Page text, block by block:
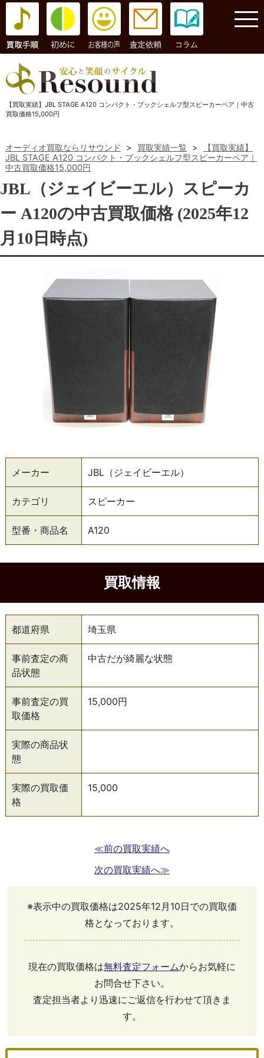
コラム
【買取実績】JBL STAGE A120 コンパクト・ブックシェルフ型スピーカーペア｜中古
買取価格15,000円
オーディオ買取ならリサウンド > 買取実績一覧 >
【買取実績】
JBL STAGE A120 コンパクト・ブックシェルフ型スピーカーペア｜
中古買取価格15,000円
JBL（ジェイビーエル）スピーカ
ー A120の中古買取価格 (2025年12
月10日時点)
メーカー JBL（ジェイビーエル）
カテゴリ スピーカー
型番・商品名 A120
買取情報
都道府県 埼玉県
事前査定の商
品状態
中古だが綺麗な状態
事前査定の買
取価格
15,000円
実際の商品状
態
実際の買取価
格
15,000
≪前の買取実績へ
次の買取実績へ≫
※表示中の買取価格は2025年12月10日での買取価
格となっております。
現在の買取価格は無料査定フォームからお気軽に
お問合せ下さい。
査定担当者より迅速にご返信を行わせて頂きま
す。